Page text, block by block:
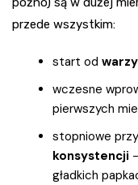
przede wszystkim:
start od
wczesne
pierwszych
stopniowe
konsystencji
gładkich